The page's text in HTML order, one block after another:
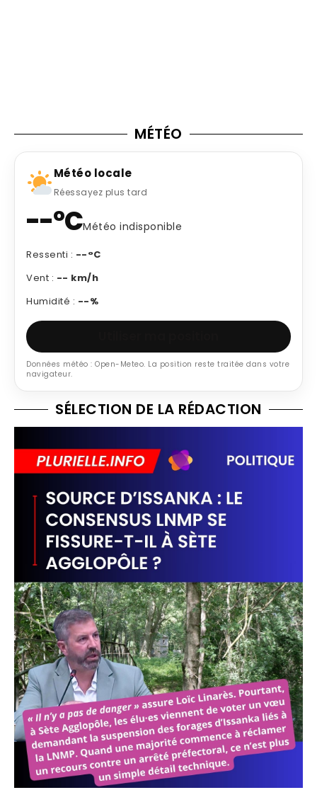
MÉTÉO
Météo locale
Réessayez plus tard
--°CMétéo indisponible
Ressenti : --°C
Vent : -- km/h
Humidité : --%
Données météo : Open-Meteo. La position reste traitée dans votre
navigateur.
SÉLECTION DE LA RÉDACTION